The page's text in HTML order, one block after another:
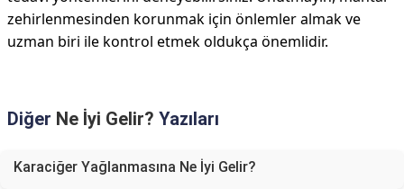
zehirlenmesinden korunmak için önlemler almak ve
uzman biri ile kontrol etmek oldukça önemlidir.
Diğer Ne İyi Gelir? Yazıları
Karaciğer Yağlanmasına Ne İyi Gelir?